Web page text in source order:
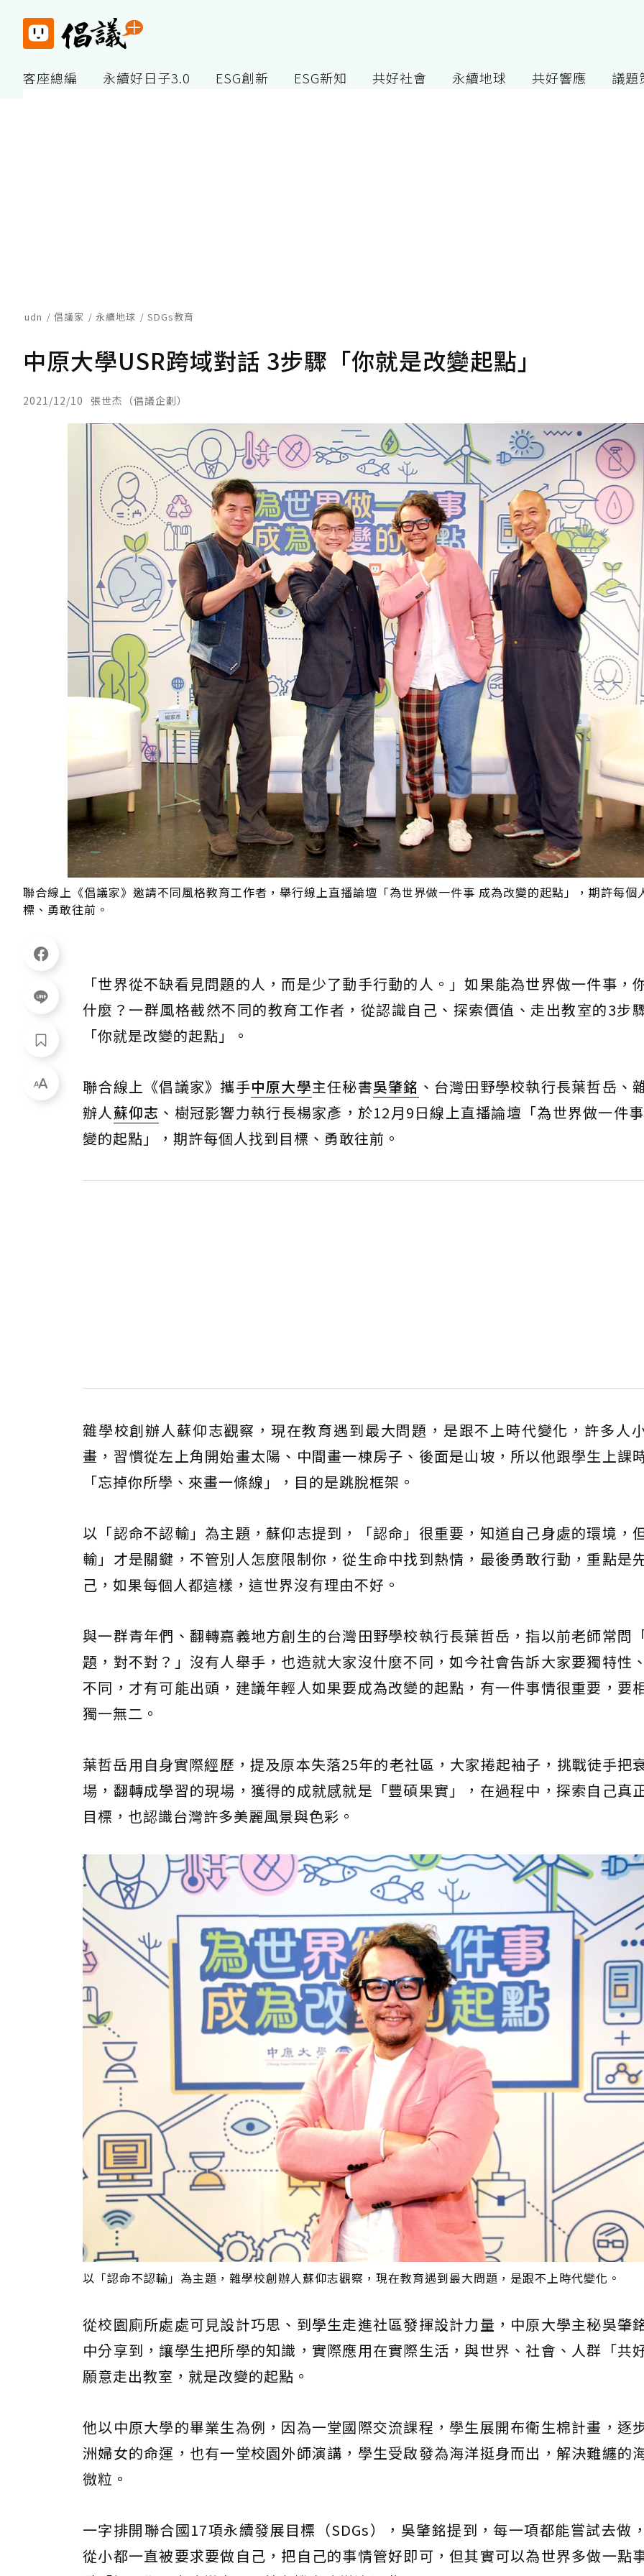
客座總編 永續好日子3.0 ESG創新 ESG新知 共好社會 永續地球 共好響應 議題
udn 倡議家 永續地球 SDGs教育
中原大學USR跨域對話 3步驟「你就是改變起點」
2021/12/10 張世杰（倡議企劃）
聯合線上《倡議家》邀請不同風格教育工作者，舉行線上直播論壇「為世界做一件事 成為改變的起點」，期許每個
標、勇敢往前。
「世界從不缺看見問題的人，而是少了動手行動的人。」如果能為世界做一件事，
什麼？一群風格截然不同的教育工作者，從認識自己、探索價值、走出教室的3步
「你就是改變的起點」。
聯合線上《倡議家》攜手中原大學主任秘書吳肇銘 、台灣田野學校執行長葉哲岳、
辦人蘇仰志 、樹冠影響力執行長楊家彥，於12月9日線上直播論壇「為世界做一件
變的起點」，期許每個人找到目標、勇敢往前。
雜學校創辦人蘇仰志觀察，現在教育遇到最大問題，是跟不上時代變化，許多人
畫，習慣從左上角開始畫太陽、中間畫一棟房子、後面是山坡，所以他跟學生上課
「忘掉你所學、來畫一條線」，目的是跳脫框架。
以「認命不認輸」為主題，蘇仰志提到，「認命」很重要，知道自己身處的環境，
輸」才是關鍵，不管別人怎麼限制你，從生命中找到熱情，最後勇敢行動，重點是
己，如果每個人都這樣，這世界沒有理由不好。
與一群青年們、翻轉嘉義地方創生的台灣田野學校執行長葉哲岳，指以前老師常問
題，對不對？」沒有人舉手，也造就大家沒什麼不同，如今社會告訴大家要獨特性
不同，才有可能出頭，建議年輕人如果要成為改變的起點，有一件事情很重要，要
獨一無二。
葉哲岳用自身實際經歷，提及原本失落25年的老社區，大家捲起袖子，挑戰徒手把
場，翻轉成學習的現場，獲得的成就感就是「豐碩果實」，在過程中，探索自己真
目標，也認識台灣許多美麗風景與色彩。
以「認命不認輸」為主題，雜學校創辦人蘇仰志觀察，現在教育遇到最大問題，是跟不上時代變化。
從校園廁所處處可見設計巧思、到學生走進社區發揮設計力量，中原大學主秘吳肇
中分享到，讓學生把所學的知識，實際應用在實際生活，與世界、社會、人群「共
願意走出教室，就是改變的起點。
他以中原大學的畢業生為例，因為一堂國際交流課程，學生展開布衛生棉計畫，逐
洲婦女的命運，也有一堂校園外師演講，學生受啟發為海洋挺身而出，解決難纏的
微粒。
一字排開聯合國17項永續發展目標（SDGs），吳肇銘提到，每一項都能嘗試去做
從小都一直被要求要做自己，把自己的事情管好即可，但其實可以為世界多做一點